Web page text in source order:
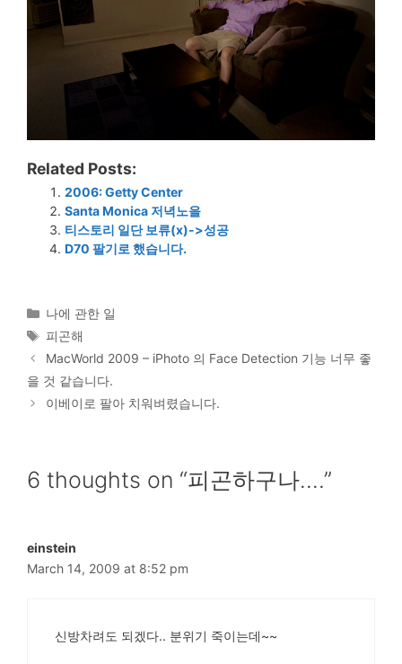
Related Posts:
2006: Getty Center
Santa Monica 저녁노을
티스토리 일단 보류(x)->성공
D70 팔기로 했습니다.
Categories
나에 관한 일
Tags
피곤해
MacWorld 2009 – iPhoto 의 Face Detection 기능 너무 좋
을 것 같습니다.
이베이로 팔아 치워벼렸습니다.
6 thoughts on “피곤하구나….”
einstein
March 14, 2009 at 8:52 pm
신방차려도 되겠다.. 분위기 죽이는데~~